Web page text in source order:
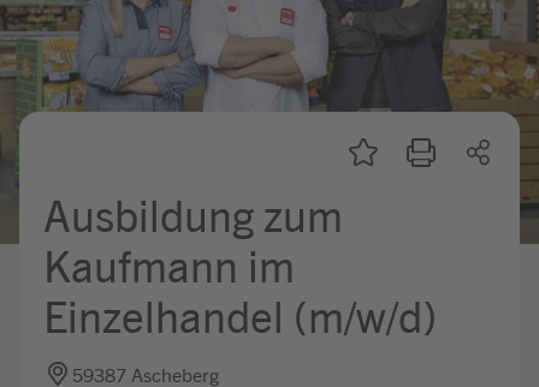
Ausbildung & Studium
Praktikum & Werkstudium
Mein Kandidat:innenprofil
Ausbildung zum
Kaufmann im
Einzelhandel (m/w/d)
59387 Ascheberg